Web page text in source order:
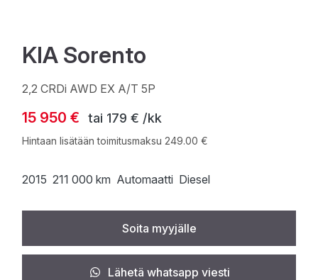
KIA Sorento
2,2 CRDi AWD EX A/T 5P
15 950 € tai 179 € /kk
Hintaan lisätään toimitusmaksu 249.00 €
2015 211 000 km Automaatti Diesel
Soita myyjälle
Lähetä whatsapp viesti